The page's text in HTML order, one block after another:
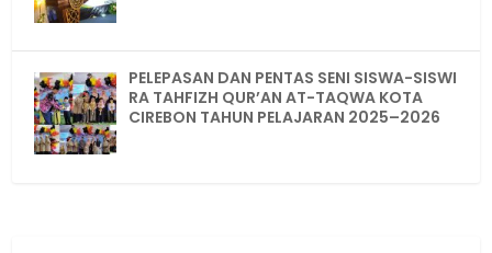
PELEPASAN DAN PENTAS SENI SISWA-SISWI
RA TAHFIZH QUR’AN AT-TAQWA KOTA
CIREBON TAHUN PELAJARAN 2025–2026